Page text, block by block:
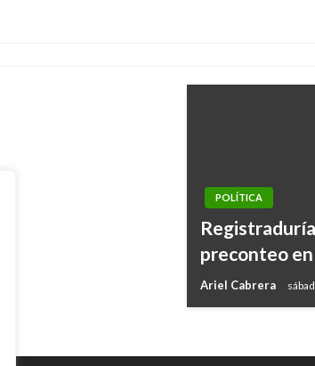
POLÍTICA
preconteo
Ariel Cabrera